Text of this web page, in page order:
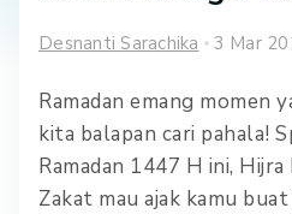
Desnanti Sarachika 3 Mar
Ramadan emang momen
kita balapan cari pahala!
Ramadan 1447 H ini,
Zakat mau ajak kamu